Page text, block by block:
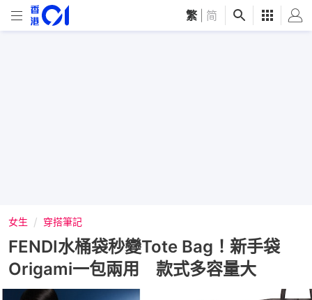
繁 简
女生 穿搭筆記
FENDI水桶袋秒變Tote Bag！新手袋
Origami一包兩用 款式多容量大